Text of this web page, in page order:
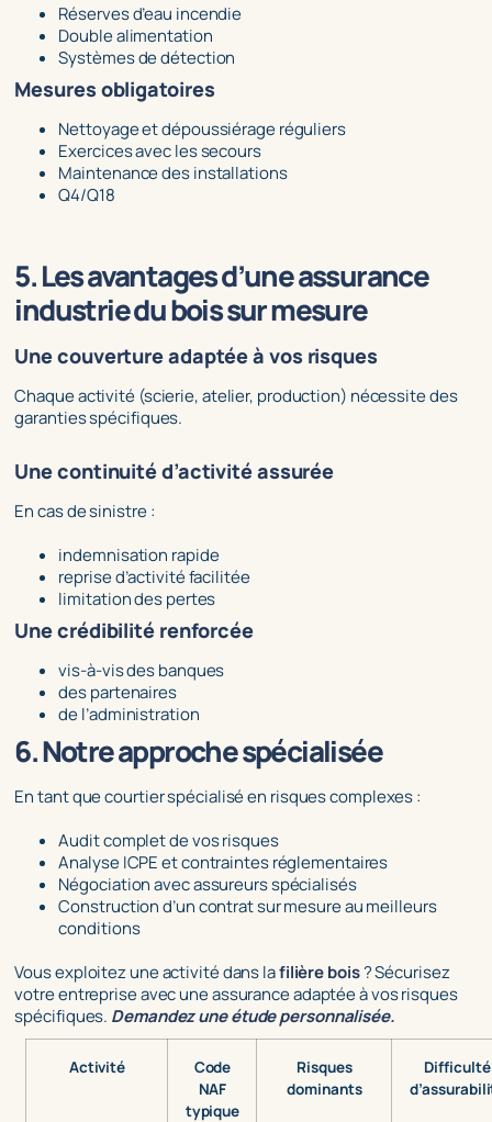
Réserves d’eau incendie
Double alimentation
Systèmes de détection
Mesures obligatoires
Nettoyage et dépoussiérage réguliers
Exercices avec les secours
Maintenance des installations
Q4/Q18
5. Les avantages d’une assurance
industrie du bois sur mesure
Une couverture adaptée à vos risques
Chaque activité (scierie, atelier, production) nécessite des
garanties spécifiques.
Une continuité d’activité assurée
En cas de sinistre :
indemnisation rapide
reprise d’activité facilitée
limitation des pertes
Une crédibilité renforcée
vis-à-vis des banques
des partenaires
de l’administration
6. Notre approche spécialisée
En tant que courtier spécialisé en risques complexes :
Audit complet de vos risques
Analyse ICPE et contraintes réglementaires
Négociation avec assureurs spécialisés
Construction d’un contrat sur mesure au meilleurs
conditions
Vous exploitez une activité dans lafilière bois? Sécurisez
votre entreprise avec une assurance adaptée à vos risques
spécifiques. Demandez une étude personnalisée.
Activité
Code
NAF
typique
Risques
dominants
Difficulté